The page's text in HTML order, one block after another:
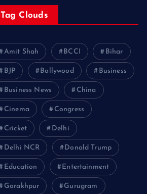
Tag Clouds
Amit Shah BCCI Bihar
BJP Bollywood Business
Business News China
Cinema Congress
Cricket Delhi
Delhi NCR Donald Trump
Education Entertainment
Gorakhpur Gurugram